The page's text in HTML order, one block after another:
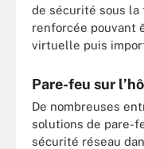
de sécurité sous
renforcée pouvant
virtuelle puis
Pare-feu sur
De nombreuses
solutions de pare-
sécurité réseau